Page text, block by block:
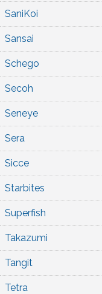
SaniKoi
Sansai
Schego
Secoh
Seneye
Sera
Sicce
Starbites
Superfish
Takazumi
Tangit
Tetra